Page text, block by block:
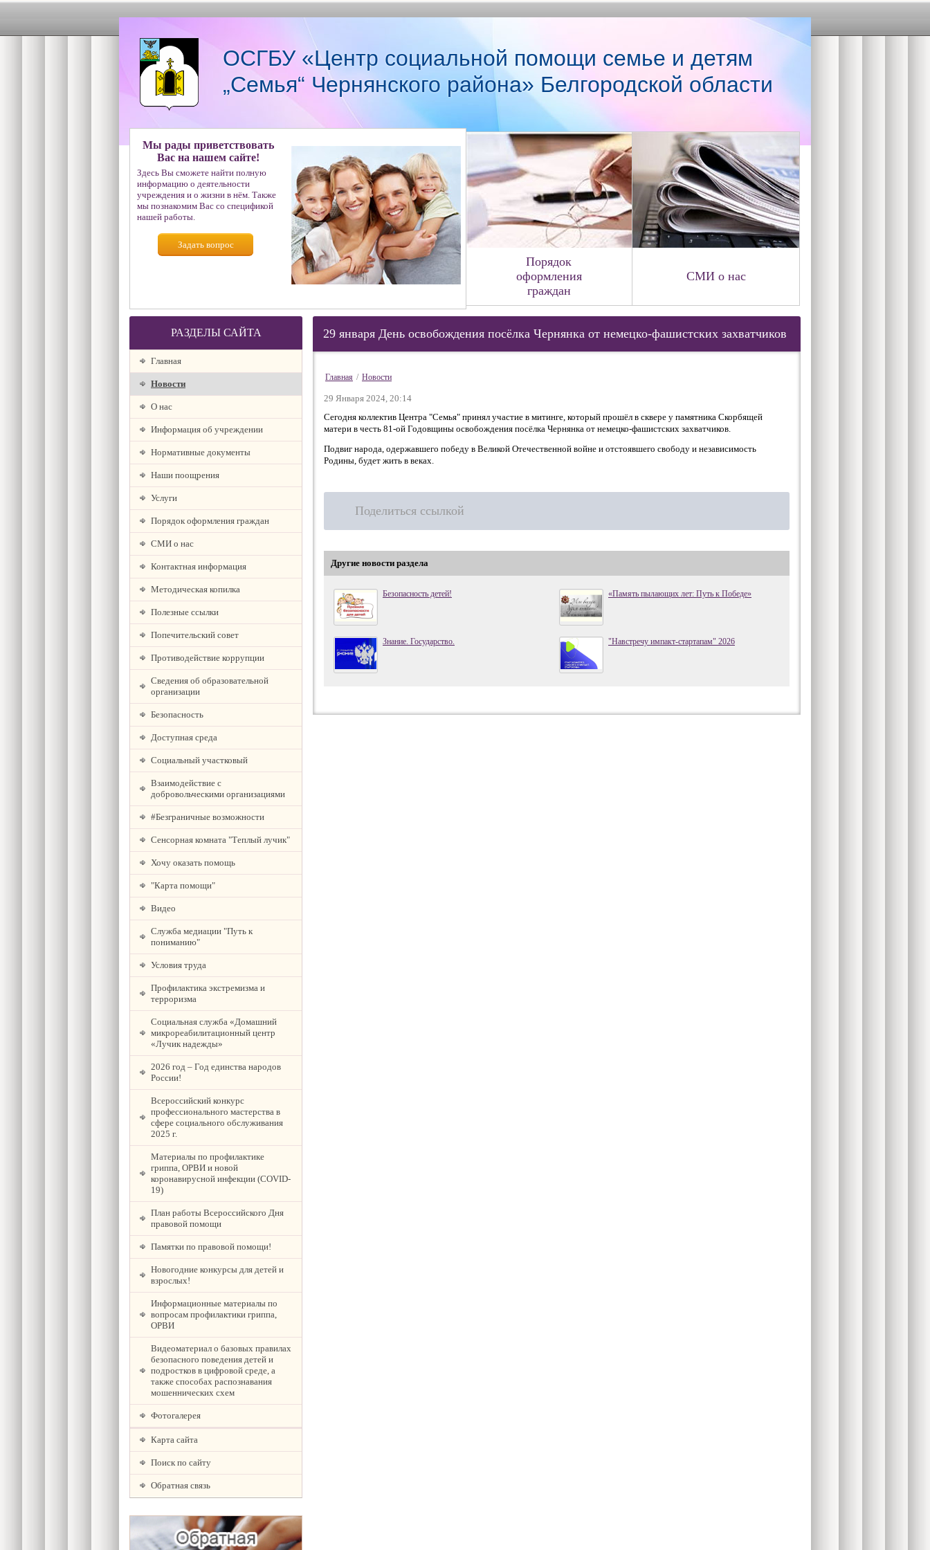
ОСГБУ «Центр социальной помощи семье и детям
„Семья“ Чернянского района» Белгородской области
Мы рады приветствовать
Вас на нашем сайте!
Здесь Вы сможете найти полную
информацию о деятельности
учреждения и о жизни в нём. Также
мы познакомим Вас со спецификой
нашей работы.
Задать вопрос
Порядок
оформления
граждан
СМИ о нас
РАЗДЕЛЫ САЙТА
Главная
Новости
О наc
Информация об учреждении
Нормативные документы
Наши поощрения
Услуги
Порядок оформления граждан
СМИ о нас
Контактная информация
Методическая копилка
Полезные ссылки
Попечительский совет
Противодействие коррупции
Сведения об образовательной
организации
Безопасность
Доступная среда
Социальный участковый
Взаимодействие с
добровольческими организациями
#Безграничные возможности
Сенсорная комната "Теплый лучик"
Хочу оказать помощь
"Карта помощи"
Видео
Служба медиации "Путь к
пониманию"
Условия труда
Профилактика экстремизма и
терроризма
Социальная служба «Домашний
микрореабилитационный центр
«Лучик надежды»
2026 год – Год единства народов
России!
Всероссийский конкурс
профессионального мастерства в
сфере социального обслуживания
2025 г.
Материалы по профилактике
гриппа, ОРВИ и новой
коронавирусной инфекции (COVID-
19)
План работы Всероссийского Дня
правовой помощи
Памятки по правовой помощи!
Новогодние конкурсы для детей и
взрослых!
Информационные материалы по
вопросам профилактики гриппа,
ОРВИ
Видеоматериал о базовых правилах
безопасного поведения детей и
подростков в цифровой среде, а
также способах распознавания
мошеннических схем
Фотогалерея
Карта сайта
Поиск по сайту
Обратная связь
29 января День освобождения посёлка Чернянка от немецко-фашистских захватчиков
Главная / Новости
29 Января 2024, 20:14
Сегодня коллектив Центра "Семья" принял участие в митинге, который прошёл в сквере у памятника Скорбящей
матери в честь 81-ой Годовщины освобождения посёлка Чернянка от немецко-фашистских захватчиков.
Подвиг народа, одержавшего победу в Великой Отечественной войне и отстоявшего свободу и независимость
Родины, будет жить в веках.
Поделиться ссылкой
Другие новости раздела
Безопасность детей! «Память пылающих лет: Путь к Победе»
Знание. Государство. "Навстречу импакт-стартапам" 2026